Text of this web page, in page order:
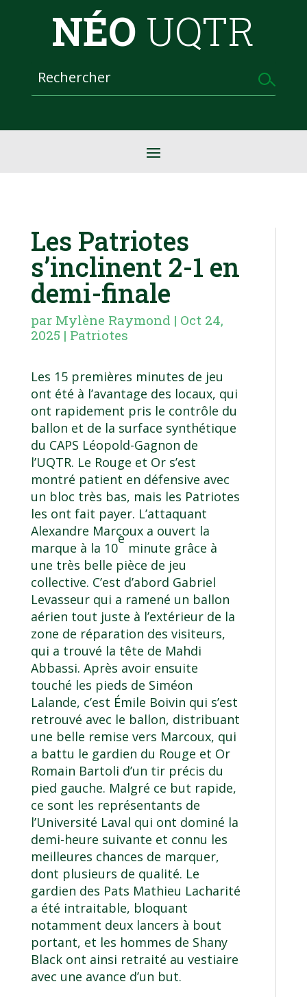
NÉO UQTR
Les Patriotes
s’inclinent 2-1 en
demi-finale
par Mylène Raymond | Oct 24,
2025 | Patriotes
Les 15 premières minutes de jeu
ont été à l’avantage des locaux, qui
ont rapidement pris le contrôle du
ballon et de la surface synthétique
du CAPS Léopold-Gagnon de
l’UQTR. Le Rouge et Or s’est
montré patient en défensive avec
un bloc très bas, mais les Patriotes
les ont fait payer. L’attaquant
Alexandre Marcoux a ouvert la
marque à la 10
e
minute grâce à
une très belle pièce de jeu
collective. C’est d’abord Gabriel
Levasseur qui a ramené un ballon
aérien tout juste à l’extérieur de la
zone de réparation des visiteurs,
qui a trouvé la tête de Mahdi
Abbassi. Après avoir ensuite
touché les pieds de Siméon
Lalande, c’est Émile Boivin qui s’est
retrouvé avec le ballon, distribuant
une belle remise vers Marcoux, qui
a battu le gardien du Rouge et Or
Romain Bartoli d’un tir précis du
pied gauche. Malgré ce but rapide,
ce sont les représentants de
l’Université Laval qui ont dominé la
demi-heure suivante et connu les
meilleures chances de marquer,
dont plusieurs de qualité. Le
gardien des Pats Mathieu Lacharité
a été intraitable, bloquant
notamment deux lancers à bout
portant, et les hommes de Shany
Black ont ainsi retraité au vestiaire
avec une avance d’un but.